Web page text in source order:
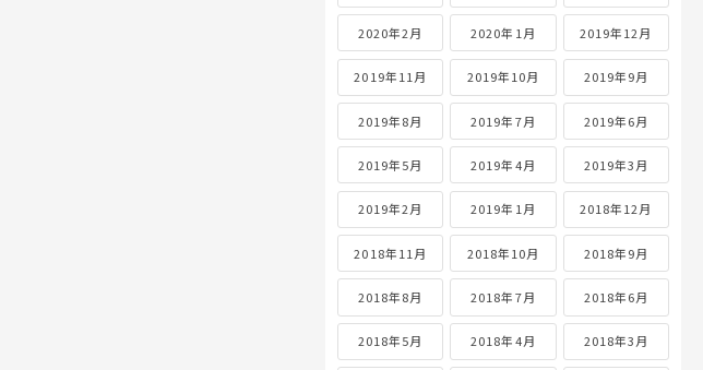
2020年2月 2020年1月 2019年12月
2019年11月 2019年10月 2019年9月
2019年8月 2019年7月 2019年6月
2019年5月 2019年4月 2019年3月
2019年2月 2019年1月 2018年12月
2018年11月 2018年10月 2018年9月
2018年8月 2018年7月 2018年6月
2018年5月 2018年4月 2018年3月